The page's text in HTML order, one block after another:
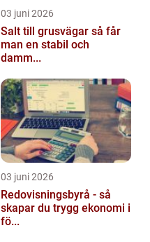
03 juni 2026
Salt till grusvägar så får
man en stabil och
damm...
03 juni 2026
Redovisningsbyrå - så
skapar du trygg ekonomi i
fö...